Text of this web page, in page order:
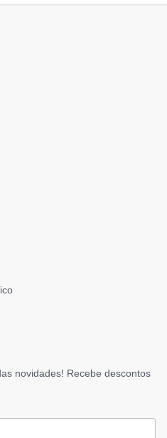
novidades! Recebe descontos